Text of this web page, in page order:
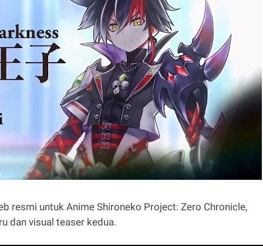
resmi untuk Anime Shironeko Project: Zero Chronicle,
dan visual teaser kedua.